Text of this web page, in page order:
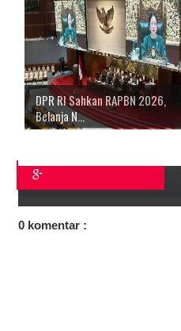
DPR RI Sahkan RAPBN 2026,
Belanja N...
0 komentar :